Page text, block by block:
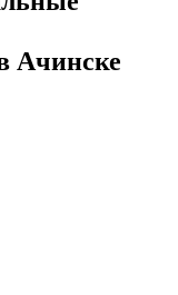
Ачинске